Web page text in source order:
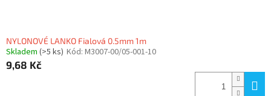
NYLONOVÉ LANKO Fialová 0.5mm 1m
Skladem (>5 ks) Kód: M3007-00/05-001-10
9,68 Kč